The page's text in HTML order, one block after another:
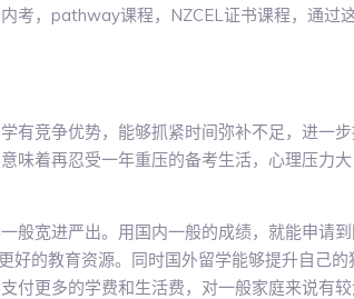
考，pathway课程，NZCEL证书课程，通过
有竞争优势，能够抓紧时间弥补不足，进一
味着再忍受一年重压的备考生活，心理压力
般宽进严出。用国内一般的成绩，就能申请
好的教育资源。同时国外留学能够提升自己
付更多的学费和生活费，对一般家庭来说有较